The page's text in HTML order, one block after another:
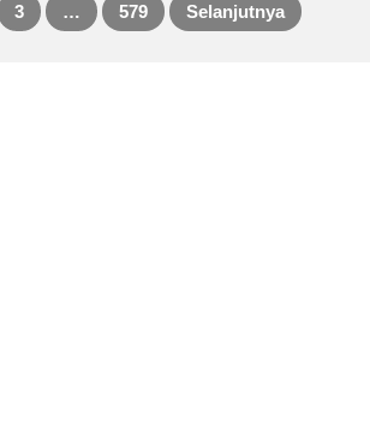
3 … 579 Selanjutnya